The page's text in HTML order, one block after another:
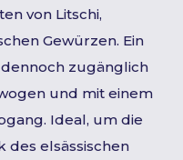
von Litschi,
Gewürzen. Ein
zugänglich
und mit einem
Ideal, um die
des elsässischen